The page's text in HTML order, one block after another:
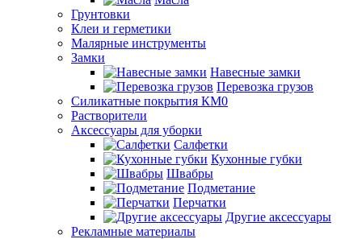
Грунтовки
Клеи и герметики
Малярные инструменты
Замки
Навесные замки
Перевозка грузов
Силикатные покрытия КМ0
Растворители
Аксессуары для уборки
Салфетки
Кухонные губки
Швабры
Подметание
Перчатки
Другие аксессуары
Рекламные материалы